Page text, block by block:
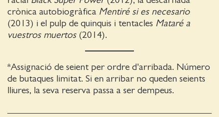
crònica autobiogràfica Mentiré si es necesario
(2013) i el pulp de quinquis i tentacles Mataré a
vuestros muertos(2014).
*Assignació de seient per ordre d'arribada. Número
de butaques limitat. Si en arribar no queden seients
lliures, la seva reserva passa a ser dempeus.